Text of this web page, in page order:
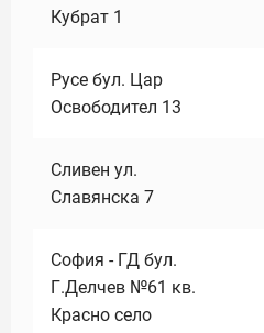
Кубрат 1
Русе бул. Цар
Освободител 13
Сливен ул.
Славянска 7
София - ГД бул.
Г.Делчев №61 кв.
Красно село